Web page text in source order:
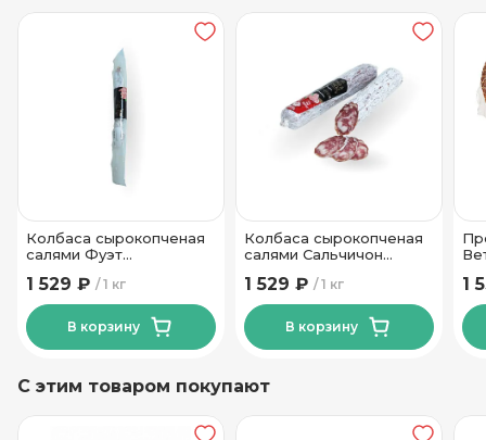
Колбаса сырокопченая
салями Фуэт
1 кг
1 529 ₽
В корзину
Колбаса сырокопченая
салями Сальчичон
1 кг
1 529 ₽
В корзину
1
С этим товаром покупают